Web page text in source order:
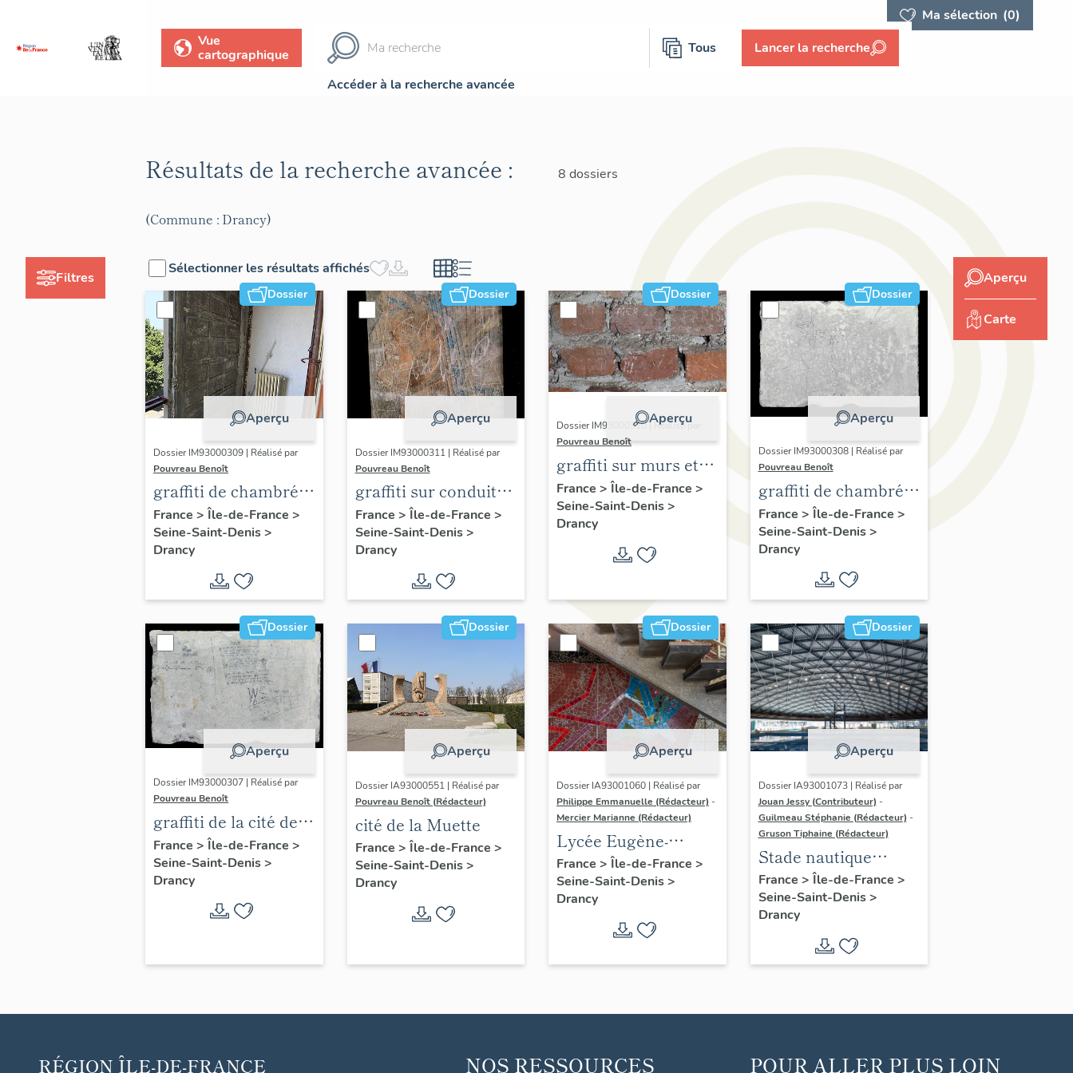
Ma sélection (0)
Vue
cartographique
Tous Lancer la recherche
Accéder à la recherche avancée
Filtres
Résultats de la recherche avancée : 8 dossiers
(Commune : Drancy)
Sélectionner les résultats affichés
Dossier
Aperçu
Dossier IM93000309 | Réalisé par
Pouvreau Benoît
graffiti de chambrée
sur revers de façade
France > Île-de-France >
Seine-Saint-Denis>
Drancy
Dossier
Aperçu
Dossier IM93000311 | Réalisé par
Pouvreau Benoît
graffiti sur conduit
de cheminée
France > Île-de-France >
Seine-Saint-Denis>
Drancy
Dossier
Aperçu
Dossier IM93000310 | Réalisé par
Pouvreau Benoît
graffiti sur murs et
charpentes des
"caves-prisons
France > Île-de-France >
Seine-Saint-Denis>
Drancy
Dossier
Aperçu
Dossier IM93000308 | Réalisé par
Pouvreau Benoît
graffiti de chambrée
sur carreau de plâtre
formant contre-
cloison
France > Île-de-France >
Seine-Saint-Denis>
Drancy
Dossier
Aperçu
Dossier IM93000307 | Réalisé par
Pouvreau Benoît
graffiti de la cité de
la Muette, dite aussi
camp de Drancy
France > Île-de-France >
Seine-Saint-Denis>
Drancy
Dossier
Aperçu
Dossier IA93000551 | Réalisé par
Pouvreau Benoît (Rédacteur)
cité de la Muette
France > Île-de-France >
Seine-Saint-Denis>
Drancy
Dossier
Aperçu
Dossier IA93001060 | Réalisé par
Philippe Emmanuelle (Rédacteur) -
Mercier Marianne (Rédacteur)
Lycée Eugène-
Delacroix
France > Île-de-France >
Seine-Saint-Denis>
Drancy
Dossier
Aperçu
Dossier IA93001073 | Réalisé par
Jouan Jessy (Contributeur) -
Guilmeau Stéphanie (Rédacteur) -
Gruson Tiphaine (Rédacteur)
Stade nautique
municipal Auguste
Delaune
France > Île-de-France >
Seine-Saint-Denis>
Drancy
Aperçu
Carte
RÉGION ÎLE-DE-FRANCE NOS RESSOURCES POUR ALLER PLUS LOIN